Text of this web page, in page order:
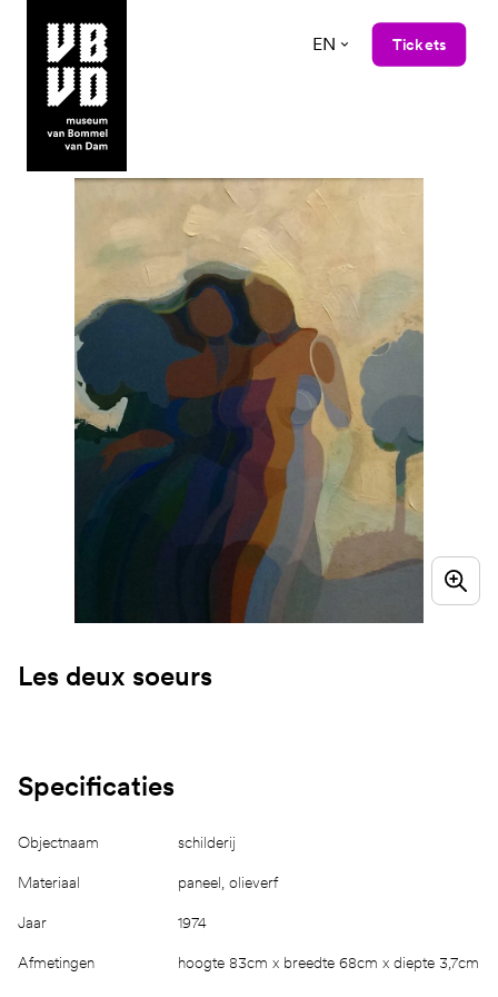
museum van Bommel van Dam
EN Tickets
Les deux soeurs
Specificaties
Objectnaam schilderij
Materiaal paneel, olieverf
Jaar 1974
Afmetingen hoogte 83cm x breedte 68cm x diepte 3,7cm